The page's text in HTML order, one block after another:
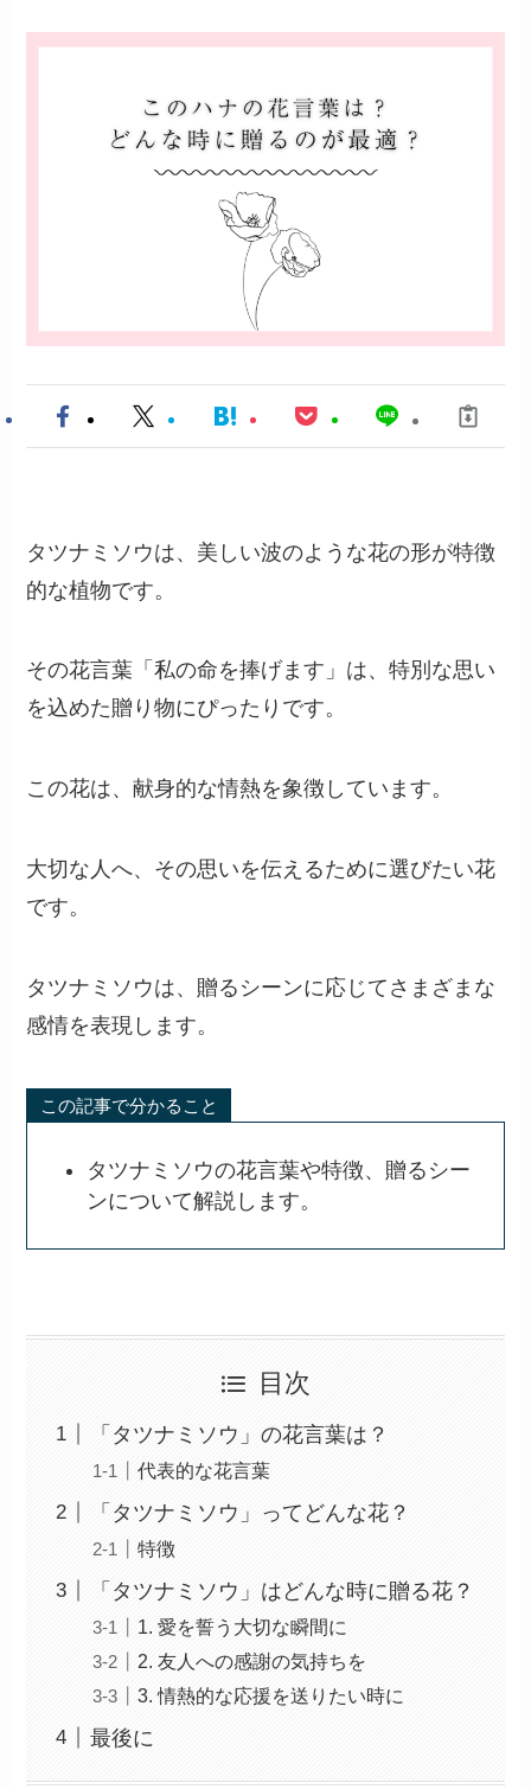
タツナミソウは、美しい波のような花の形が特徴
的な植物です。
その花言葉「私の命を捧げます」は、特別な思い
を込めた贈り物にぴったりです。
この花は、献身的な情熱を象徴しています。
大切な人へ、その思いを伝えるために選びたい花
です。
タツナミソウは、贈るシーンに応じてさまざまな
感情を表現します。
この記事で分かること
タツナミソウの花言葉や特徴、贈るシー
ンについて解説します。
目次
「タツナミソウ」の花言葉は？
代表的な花言葉
「タツナミソウ」ってどんな花？
特徴
「タツナミソウ」はどんな時に贈る花？
1. 愛を誓う大切な瞬間に
2. 友人への感謝の気持ちを
3. 情熱的な応援を送りたい時に
最後に